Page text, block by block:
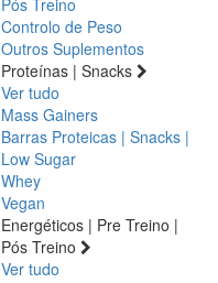
Controlo de Peso
Outros Suplementos
Proteínas | Snacks
Ver tudo
Mass Gainers
Barras Proteicas | Snacks |
Low Sugar
Whey
Vegan
Energéticos | Pre Treino |
Pós Treino
Ver tudo